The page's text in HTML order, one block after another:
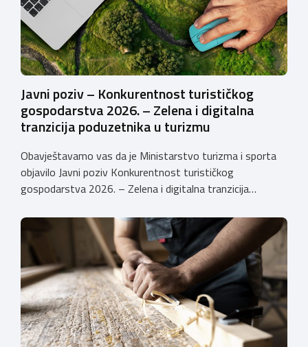
Javni poziv – Konkurentnost turističkog
gospodarstva 2026. – Zelena i digitalna
tranzicija poduzetnika u turizmu
Obavještavamo vas da je Ministarstvo turizma i sporta
objavilo Javni poziv Konkurentnost turističkog
gospodarstva 2026. – Zelena i digitalna tranzicija
male vrijednosti u ukupnom iznosu od 3.403.640,00 €.
Program je namijenjen subjektima malog gospodarstva
registriranim za ugostiteljske i/ili turističke djelatnosti,
obiteljskim poljoprivrednim
gospodarstvima/poljoprivrednicima koja su registrirana
za pružanje […]